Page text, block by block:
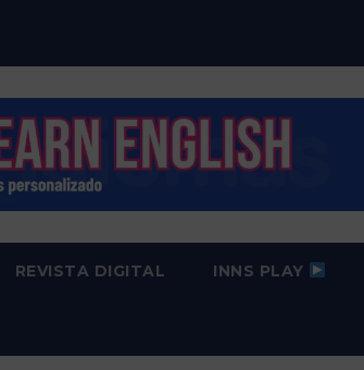
REVISTA DIGITAL INNS PLAY